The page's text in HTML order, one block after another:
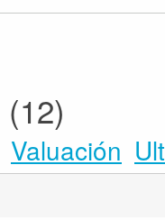
(12)
Valuación